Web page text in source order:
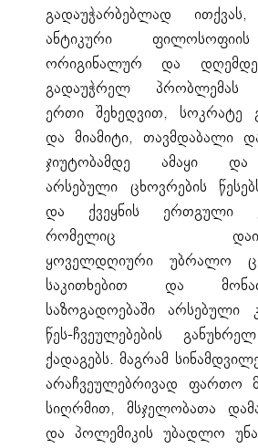
გადაუჭარბებლად
ანტიკური
ორიგინალურ და
გადაუჭრელ პრობლემას
ერთი შეხედვით, სოკრატე
და მიამიტი, თავმდაბალი
ჯიუტობამდე ამაყი და
არსებული ცხოვრების
და ქვეყნის ერთგული
რომელიც
ყოველდღიური უბრალო
საკითხებით და
საზოგადოებაში არსებული
წეს-ჩვეულებების
ქადაგებს. მაგრამ
არაჩვეულებრივად ფართო
სიღრმით, მსჯელობათა
და პოლემიკის უბადლო